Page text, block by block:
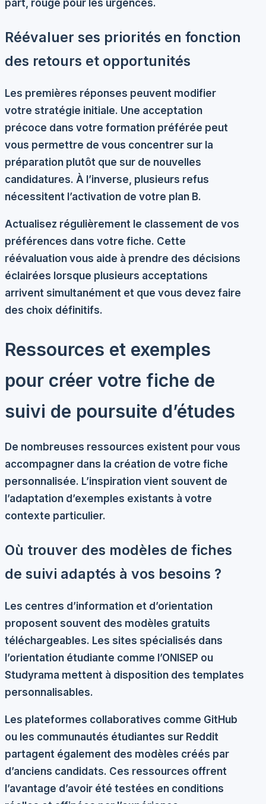
part, rouge pour les urgences.
Réévaluer ses priorités en fonction
des retours et opportunités
Les premières réponses peuvent modifier
votre stratégie initiale. Une acceptation
précoce dans votre formation préférée peut
vous permettre de vous concentrer sur la
préparation plutôt que sur de nouvelles
candidatures. À l’inverse, plusieurs refus
nécessitent l’activation de votre plan B.
Actualisez régulièrement le classement de vos
préférences dans votre fiche. Cette
réévaluation vous aide à prendre des décisions
éclairées lorsque plusieurs acceptations
arrivent simultanément et que vous devez faire
des choix définitifs.
Ressources et exemples
pour créer votre fiche de
suivi de poursuite d’études
De nombreuses ressources existent pour vous
accompagner dans la création de votre fiche
personnalisée. L’inspiration vient souvent de
l’adaptation d’exemples existants à votre
contexte particulier.
Où trouver des modèles de fiches
de suivi adaptés à vos besoins ?
Les centres d’information et d’orientation
proposent souvent des modèles gratuits
téléchargeables. Les sites spécialisés dans
l’orientation étudiante comme l’ONISEP ou
Studyrama mettent à disposition des templates
personnalisables.
Les plateformes collaboratives comme GitHub
ou les communautés étudiantes sur Reddit
partagent également des modèles créés par
d’anciens candidats. Ces ressources offrent
l’avantage d’avoir été testées en conditions